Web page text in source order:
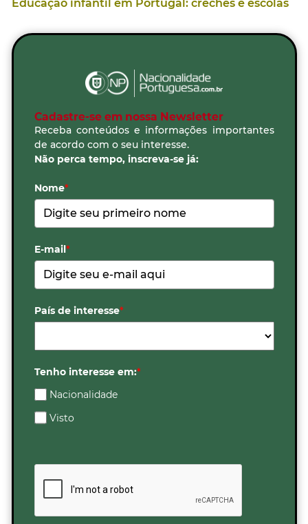
Educação infantil em Portugal: creches e escolas
Cadastre-se em nossa Newsletter
Receba conteúdos e informações importantes
de acordo com o seu interesse.
Não perca tempo, inscreva-se já:
Nome*
E-mail*
País de interesse*
Tenho interesse em:*
Nacionalidade
Visto